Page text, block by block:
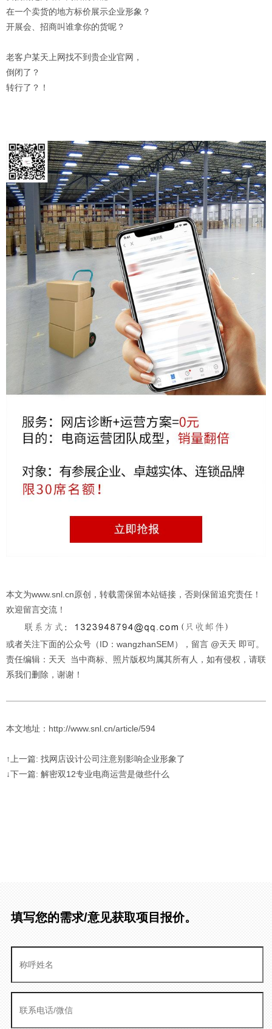
在一个卖货的地方标价展示企业形象？
开展会、招商叫谁拿你的货呢？
老客户某天上网找不到贵企业官网，
倒闭了？
转行了？ ！
本文为www.snl.cn原创，转载需保留本站链接，否则保留追究责任！
欢迎留言交流！
或者关注下面的公众号（ID：wangzhanSEM），留言 @天天 即可。
责任编辑：天天 当中商标、照片版权均属其所有人，如有侵权，请联
系我们删除，谢谢！
本文地址：http://www.snl.cn/article/594
↑上一篇: 找网店设计公司注意别影响企业形象了
↓下一篇: 解密双12专业电商运营是做些什么
填写您的需求/意见获取项目报价。